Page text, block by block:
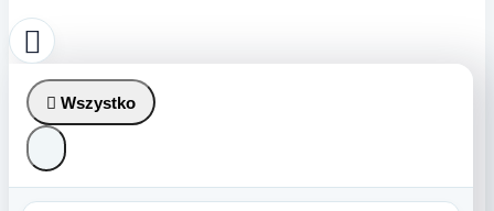

 Wszystko